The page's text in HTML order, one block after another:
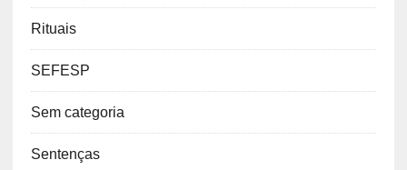
Rituais
SEFESP
Sem categoria
Sentenças